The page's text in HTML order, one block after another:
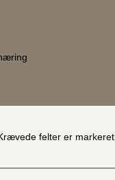
felter er